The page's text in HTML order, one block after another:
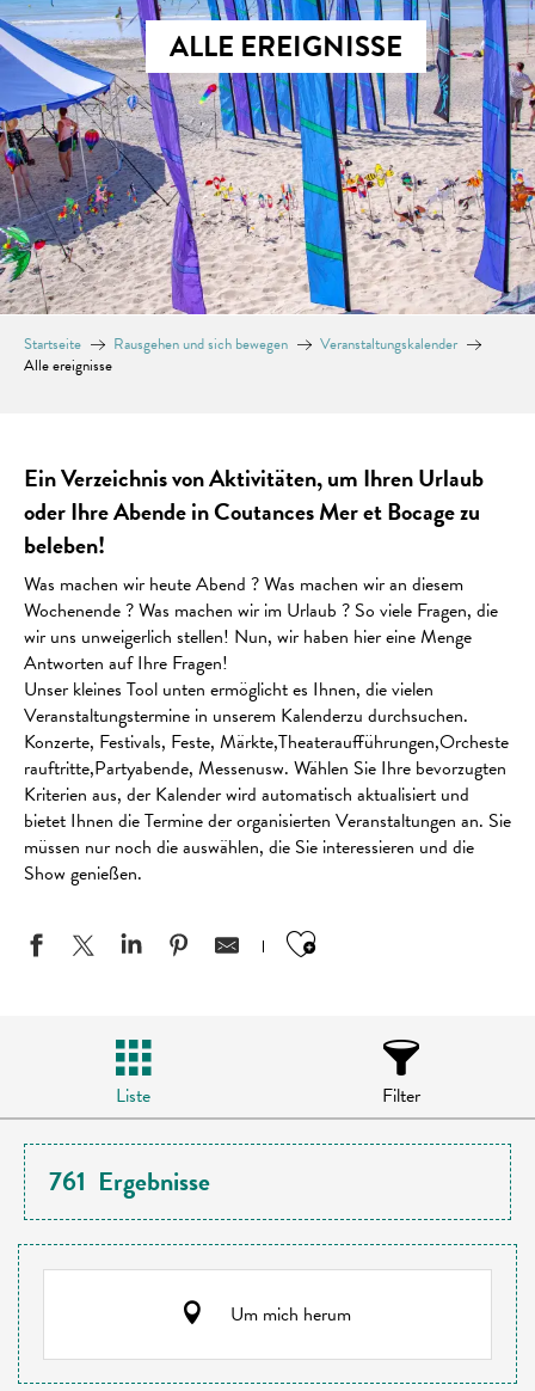
ALLE EREIGNISSE
Startseite Rausgehen und sich bewegen
Veranstaltungskalender
Alle ereignisse
Ein Verzeichnis von Aktivitäten, um Ihren Urlaub
oder Ihre Abende in Coutances Mer et Bocage zu
beleben!
Was machen wir heute Abend ? Was machen wir an diesem
Wochenende ? Was machen wir im Urlaub ? So viele Fragen, die
wir uns unweigerlich stellen! Nun, wir haben hier eine Menge
Antworten auf Ihre Fragen!
Unser kleines Tool unten ermöglicht es Ihnen, die vielen
Veranstaltungstermine in unserem Kalenderzu durchsuchen.
Konzerte, Festivals, Feste, Märkte,Theateraufführungen,Orcheste
rauftritte,Partyabende, Messenusw. Wählen Sie Ihre bevorzugten
Kriterien aus, der Kalender wird automatisch aktualisiert und
bietet Ihnen die Termine der organisierten Veranstaltungen an. Sie
müssen nur noch die auswählen, die Sie interessieren und die
Show genießen.
Ajouter aux
Liste Filter
761 Ergebnisse
Um mich herum